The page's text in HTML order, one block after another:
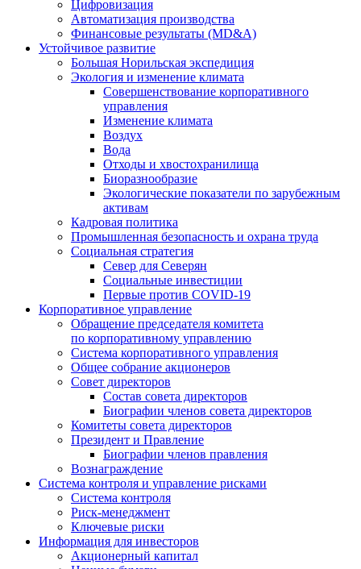
Цифровизация
Автоматизация производства
Финансовые результаты (MD&A)
Устойчивое развитие
Большая Норильская экспедиция
Экология и изменение климата
Совершенствование корпоративного
управления
Изменение климата
Воздух
Вода
Отходы и хвостохранилища
Биоразнообразие
Экологические показатели по зарубежным
активам
Кадровая политика
Промышленная безопасность и охрана труда
Социальная стратегия
Север для Северян
Социальные инвестиции
Первые против COVID‑19
Корпоративное управление
Обращение председателя комитета
по корпоративному управлению
Система корпоративного управления
Общее собрание акционеров
Совет директоров
Состав совета директоров
Биографии членов совета директоров
Комитеты совета директоров
Президент и Правление
Биографии членов правления
Вознаграждение
Система контроля и управление рисками
Система контроля
Риск-менеджмент
Ключевые риски
Информация для инвесторов
Акционерный капитал